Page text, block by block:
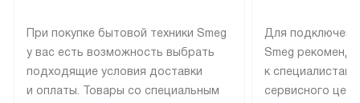
При покупке бытовой техники Smeg
у вас есть возможность выбрать
подходящие условия доставки
и оплаты. Товары со специальным
Для
Smeg
к специалистам
сервисного